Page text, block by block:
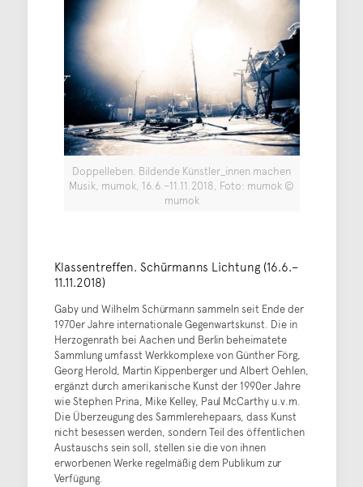
Doppelleben. Bildende Künstler_innen machen
Musik, mumok, 16.6.–11.11.2018, Foto: mumok ©
mumok
Klassentreffen. Schürmanns Lichtung (16.6.–
11.11.2018)
Gaby und Wilhelm Schürmann sammeln seit Ende der
1970er Jahre internationale Gegenwartskunst. Die in
Herzogenrath bei Aachen und Berlin beheimatete
Sammlung umfasst Werkkomplexe von Günther Förg,
Georg Herold, Martin Kippenberger und Albert Oehlen,
ergänzt durch amerikanische Kunst der 1990er Jahre
wie Stephen Prina, Mike Kelley, Paul McCarthy u.v.m.
Die Überzeugung des Sammlerehepaars, dass Kunst
nicht besessen werden, sondern Teil des öffentlichen
Austauschs sein soll, stellen sie die von ihnen
erworbenen Werke regelmäßig dem Publikum zur
Verfügung.